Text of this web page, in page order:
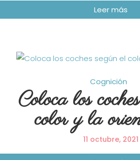
Cognición
Coloca los
color y la
11 octubre, 2021